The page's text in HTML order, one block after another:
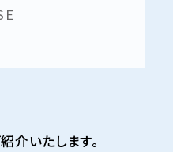
介いたします。